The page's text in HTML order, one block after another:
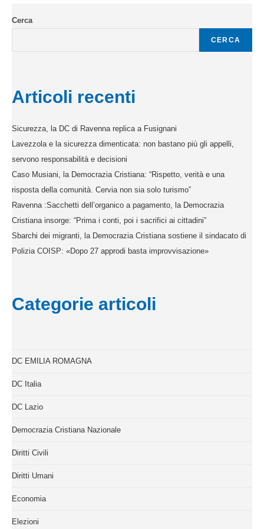
Cerca
CERCA
Articoli recenti
Sicurezza, la DC di Ravenna replica a Fusignani
Lavezzola e la sicurezza dimenticata: non bastano più gli appelli,
servono responsabilità e decisioni
Caso Musiani, la Democrazia Cristiana: “Rispetto, verità e una
risposta della comunità. Cervia non sia solo turismo”
Ravenna :Sacchetti dell’organico a pagamento, la Democrazia
Cristiana insorge: “Prima i conti, poi i sacrifici ai cittadini”
Sbarchi dei migranti, la Democrazia Cristiana sostiene il sindacato di
Polizia COISP: «Dopo 27 approdi basta improvvisazione»
Categorie articoli
DC EMILIA ROMAGNA
DC Italia
DC Lazio
Democrazia Cristiana Nazionale
Diritti Civili
Diritti Umani
Economia
Elezioni